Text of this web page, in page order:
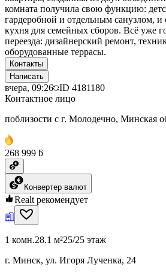
комната получила свою функцию:
гардеробной и отдельным санузлом, и
кухня для семейных сборов. Всё уже
переезда: дизайнерский ремонт,
оборудованные террасы.
Контакты
Написать
вчера, 09:26 ID 4181180
Контактное лицо
поблизости с г. Молодечно, Минская
268 999 ƃ
Конвертер валют
Realt рекомендует
1 комн.28.1 м²25/25 этаж
г. Минск, ул. Игоря Лученка, 24